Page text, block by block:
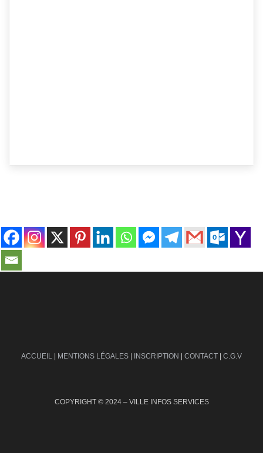
ACCUEIL | MENTIONS LÉGALES | INSCRIPTION | CONTACT | C.G.V
COPYRIGHT © 2024 – VILLE INFOS SERVICES